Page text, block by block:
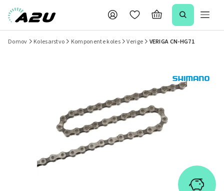
Domov Kolesarstvo Komponente koles Verige VERIGA CN-HG71